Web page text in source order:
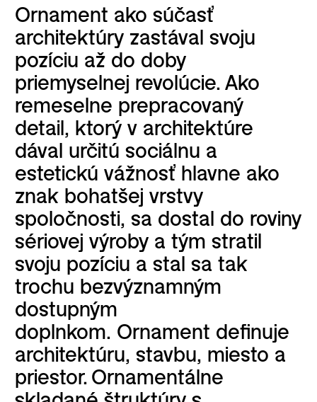
Ornament ako súčasť
architektúry zastával svoju
pozíciu až do doby
priemyselnej revolúcie. Ako
remeselne prepracovaný
detail, ktorý v architektúre
dával určitú sociálnu a
estetickú vážnosť hlavne ako
znak bohatšej vrstvy
spoločnosti, sa dostal do roviny
sériovej výroby a tým stratil
svoju pozíciu a stal sa tak
trochu bezvýznamným
dostupným
doplnkom. Ornament definuje
architektúru, stavbu, miesto a
priestor. Ornamentálne